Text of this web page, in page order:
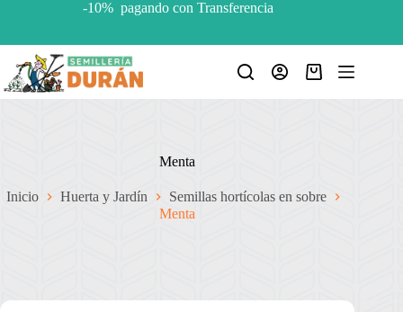
-10% pagando con Transferencia
Carro
Menta
Inicio Huerta y Jardín
Semillas hortícolas en sobre
Menta